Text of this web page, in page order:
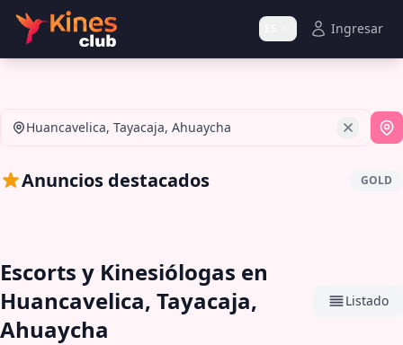
Ingresar
Huancavelica, Tayacaja, Ahuaycha
Anuncios destacados GOLD
Escorts y Kinesiólogas en
Huancavelica, Tayacaja,
Ahuaycha
Listado